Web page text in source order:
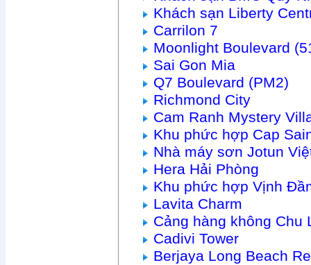
Khách sạn Liberty
Carrilon 7
Moonlight Boulevard
Sai Gon Mia
Q7 Boulevard (PM2)
Richmond City
Cam Ranh Mystery
Khu phức hợp Cap
Nhà máy sơn Jotun
Hera Hải Phòng
Khu phức hợp Vịnh
Lavita Charm
Cảng hàng không Chu
Cadivi Tower
Berjaya Long Beach